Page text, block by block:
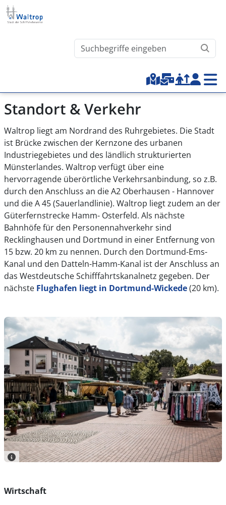
Direkt zum Inhalt
Waltrop.de durchsuchen
Top-Menu
Standort & Verkehr
Waltrop liegt am Nordrand des Ruhrgebietes. Die Stadt
ist Brücke zwischen der Kernzone des urbanen
Industriegebietes und des ländlich strukturierten
Münsterlandes. Waltrop verfügt über eine
hervorragende überörtliche Verkehrsanbindung, so z.B.
durch den Anschluss an die A2 Oberhausen - Hannover
und die A 45 (Sauerlandlinie). Waltrop liegt zudem an der
Güterfernstrecke Hamm- Osterfeld. Als nächste
Bahnhöfe für den Personennahverkehr sind
Recklinghausen und Dortmund in einer Entfernung von
15 bzw. 20 km zu nennen. Durch den Dortmund-Ems-
Kanal und den Datteln-Hamm-Kanal ist der Anschluss an
das Westdeutsche Schifffahrtskanalnetz gegeben. Der
nächste Flughafen liegt in Dortmund-Wickede(20 km).
Wirtschaft